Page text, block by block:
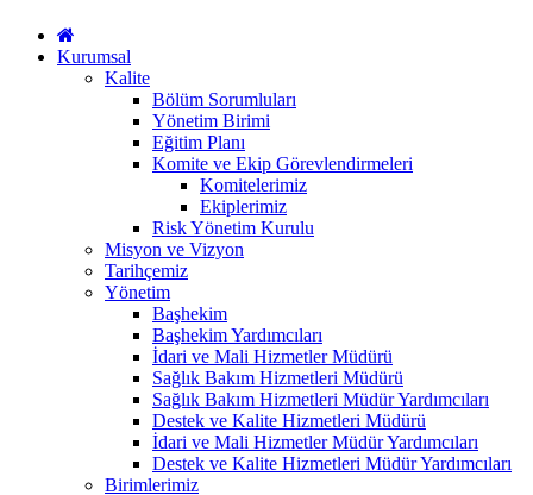
Kurumsal
Kalite
Bölüm Sorumluları
Yönetim Birimi
Eğitim Planı
Komite ve Ekip Görevlendirmeleri
Komitelerimiz
Ekiplerimiz
Risk Yönetim Kurulu
Misyon ve Vizyon
Tarihçemiz
Yönetim
Başhekim
Başhekim Yardımcıları
İdari ve Mali Hizmetler Müdürü
Sağlık Bakım Hizmetleri Müdürü
Sağlık Bakım Hizmetleri Müdür Yardımcıları
Destek ve Kalite Hizmetleri Müdürü
İdari ve Mali Hizmetler Müdür Yardımcıları
Destek ve Kalite Hizmetleri Müdür Yardımcıları
Birimlerimiz